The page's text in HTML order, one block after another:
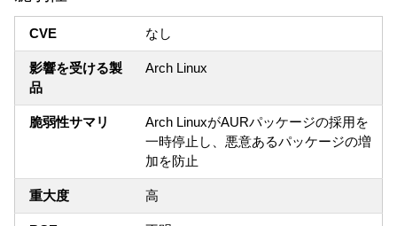
CVE なし
影響を受ける製
品
Arch Linux
脆弱性サマリ
Arch LinuxがAURパッケージの採用を
一時停止し、悪意あるパッケージの増
加を防止
重大度 高